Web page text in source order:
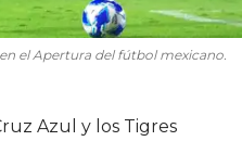
el Apertura del fútbol mexicano.
Azul y los Tigres